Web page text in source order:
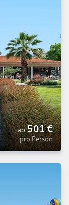
ab 501€
pro Person